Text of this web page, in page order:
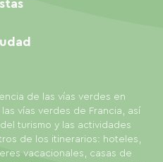
de las vías verdes en
vías verdes de Francia, así
turismo y las actividades
de los itinerarios: hoteles,
vacacionales, casas de